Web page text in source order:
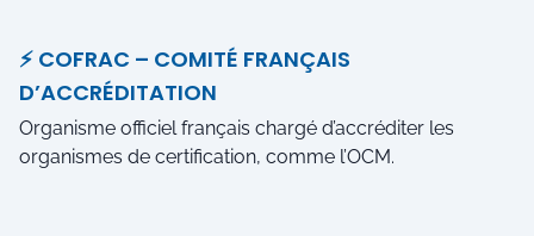
⚡ COFRAC – COMITÉ FRANÇAIS
D’ACCRÉDITATION
Organisme officiel français chargé d’accréditer les
organismes de certification, comme l’OCM.